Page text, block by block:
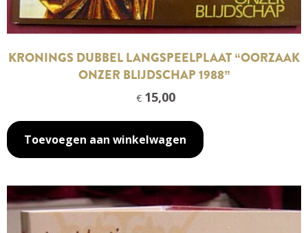
KRONINGS DUBBEL LANGSPEELPLAAT “OORZAAK
ONZER BLIJDSCHAP 1988”
€ 15,00
Toevoegen aan winkelwagen